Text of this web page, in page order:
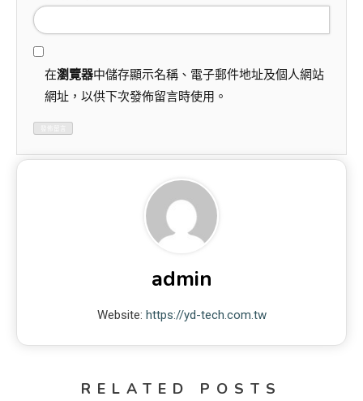
在瀏覽器中儲存顯示名稱、電子郵件地址及個人網站
網址，以供下次發佈留言時使用。
admin
Website: https://yd-tech.com.tw
RELATED POSTS